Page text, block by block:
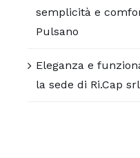
semplicità e
Pulsano
Eleganza e
la sede di Ri.Cap srl